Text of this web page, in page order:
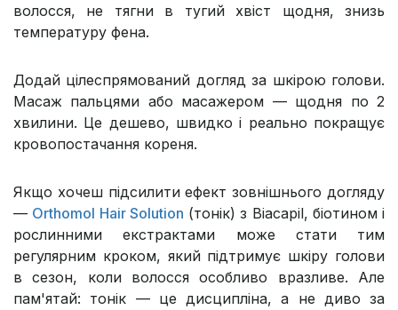
волосся, не тягни в тугий хвіст щодня, знизь
температуру фена.
Додай цілеспрямований догляд за шкірою голови.
Масаж пальцями або масажером — щодня по 2
хвилини. Це дешево, швидко і реально покращує
кровопостачання кореня.
Якщо хочеш підсилити ефект зовнішнього догляду
— Orthomol Hair Solution (тонік) з Biacapil, біотином і
рослинними екстрактами може стати тим
регулярним кроком, який підтримує шкіру голови
в сезон, коли волосся особливо вразливе. Але
пам'ятай: тонік — це дисципліна, а не диво за